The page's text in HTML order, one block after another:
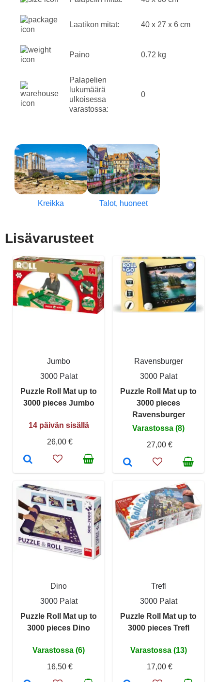
Laatikon mitat: 40 x 27 x 6 cm
Paino 0.72 kg
Palapelien
lukumäärä
ulkoisessa
varastossa:
0
Kreikka Talot, huoneet
Lisävarusteet
Jumbo
3000 Palat
Puzzle Roll Mat up to
3000 pieces Jumbo
14 päivän sisällä
26,00 €
Ravensburger
3000 Palat
Puzzle Roll Mat up to
3000 pieces
Ravensburger
Varastossa (8)
27,00 €
Dino
3000 Palat
Puzzle Roll Mat up to
3000 pieces Dino
Varastossa (6)
16,50 €
Trefl
3000 Palat
Puzzle Roll Mat up to
3000 pieces Trefl
Varastossa (13)
17,00 €